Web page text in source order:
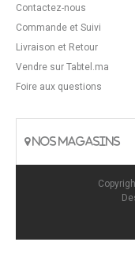
Contactez-nous
Commande et Suivi
Livraison et Retour
Vendre sur Tabtel.ma
Foire aux questions
NOS MAGASINS